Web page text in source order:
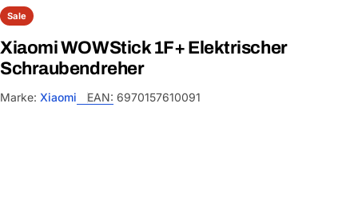
Sale
Xiaomi WOWStick 1F+ Elektrischer
Schraubendreher
Marke: Xiaomi EAN: 6970157610091